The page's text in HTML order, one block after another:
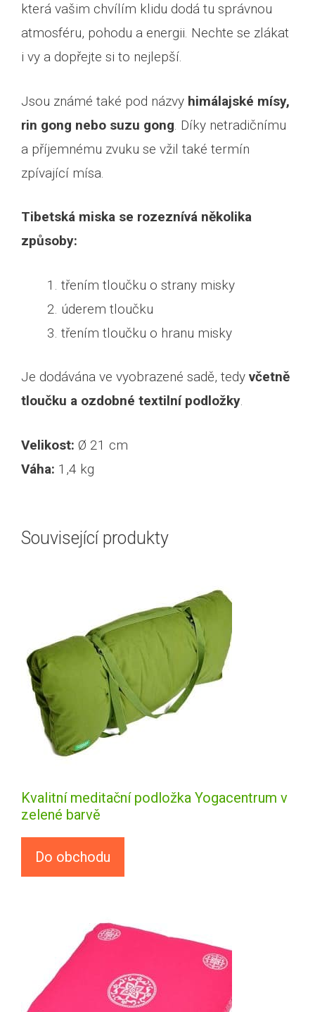
která vašim chvílím klidu dodá tu správnou
atmosféru, pohodu a energii. Nechte se zlákat
i vy a dopřejte si to nejlepší.
Jsou známé také pod názvy himálajské mísy,
rin gong nebo suzu gong. Díky netradičnímu
a příjemnému zvuku se vžil také termín
zpívající mísa.
Tibetská miska se rozeznívá několika
způsoby:
třením tloučku o strany misky
úderem tloučku
třením tloučku o hranu misky
Je dodávána ve vyobrazené sadě, tedy včetně
tloučku a ozdobné textilní podložky.
Velikost: Ø 21 cm
Váha: 1,4 kg
Související produkty
Kvalitní meditační podložka Yogacentrum v
zelené barvě
Do obchodu